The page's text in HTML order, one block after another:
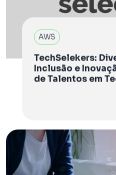
AWS
TechSelekers:
Inclusão e
de Talentos em